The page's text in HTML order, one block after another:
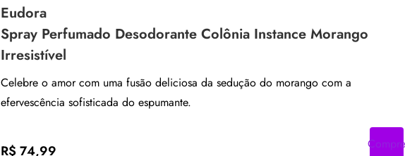
Eudora
Spray Perfumado Desodorante Colônia Instance Morango
Irresistível
Celebre o amor com uma fusão deliciosa da sedução do morango com a
efervescência sofisticada do espumante.
R$ 74,99 Compre